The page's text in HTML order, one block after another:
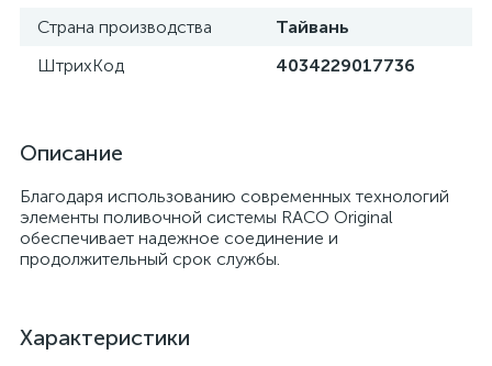
Страна производства
Тайвань
ШтрихКод
4034229017736
Описание
Благодаря использованию современных технологий
элементы поливочной системы RACO Original
обеспечивает надежное соединение и
продолжительный срок службы.
Характеристики